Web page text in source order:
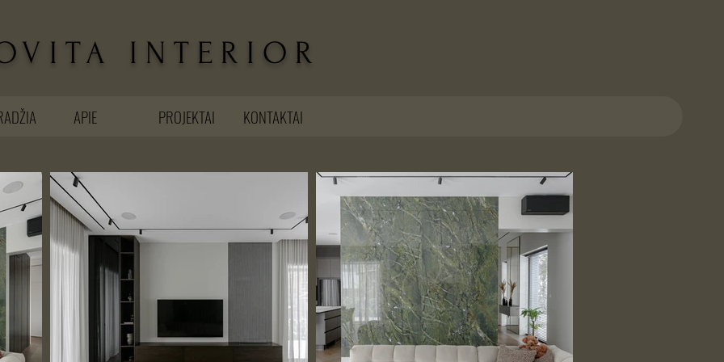
INTERIOR
APIE PROJEKTAI KONTAKTAI